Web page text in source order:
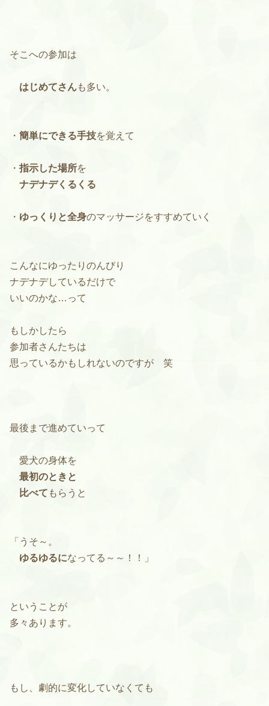
そこへの参加は
はじめてさんも多い。
・ 簡単にできる手技を覚えて
・ 指示した場所を
ナデナデくるくる
・ ゆっくりと全身のマッサージをすすめていく
こんなにゆったりのんびり
ナデナデしているだけで
いいのかな…って
もしかしたら
参加者さんたちは
思っているかもしれないのですが 笑
最後まで進めていって
愛犬の身体を
最初のときと
比べて もらうと
「うそ～。
ゆるゆるになってる～～！！」
ということが
多々あります。
もし、劇的に変化していなくても